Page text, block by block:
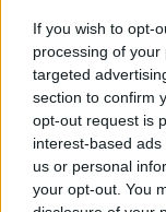
If you wish to opt-
processing of
targeted
section to confirm
opt-out request is
interest-based
us or personal
your opt-out. You
Quinto:
Ogni lettore
almeno una volta
comode.
Sesto:
I cittadini devono
moltiplicarsi, ad
che le biblioteche